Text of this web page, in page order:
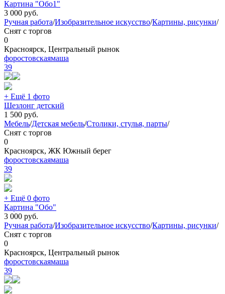
Картина "Обо1"
3 000 руб.
Ручная работа/Изобразительное искусство/Картины, рисунки/
Снят с торгов
0
Красноярск, Центральный рынок
форостовскаямаша
39
+ Ещё 1 фото
Шезлонг детский
1 500 руб.
Мебель/Детская мебель/Столики, стулья, парты/
Снят с торгов
0
Красноярск, ЖК Южный берег
форостовскаямаша
39
+ Ещё 0 фото
Картина "Обо"
3 000 руб.
Ручная работа/Изобразительное искусство/Картины, рисунки/
Снят с торгов
0
Красноярск, Центральный рынок
форостовскаямаша
39